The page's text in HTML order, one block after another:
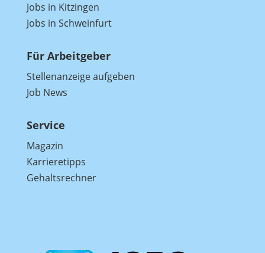
Jobs in Kitzingen
Jobs in Schweinfurt
Für Arbeitgeber
Stellenanzeige aufgeben
Job News
Service
Magazin
Karrieretipps
Gehaltsrechner